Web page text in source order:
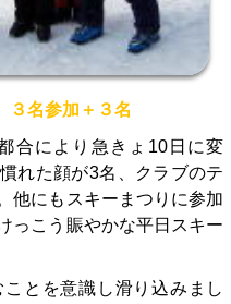
名参加＋３名
合により急きょ10日に変
れた顔が3名、クラブのテ
他にもスキーまつりに参加
っこう賑やかな平日スキー
とを意識し滑り込みまし